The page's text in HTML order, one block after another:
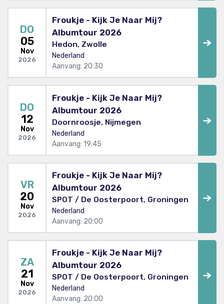
DO
05
Nov
2026
Froukje - Kijk Je Naar Mij?
Albumtour 2026
Hedon, Zwolle
Nederland
Aanvang: 20:30
DO
12
Nov
2026
Froukje - Kijk Je Naar Mij?
Albumtour 2026
Doornroosje, Nijmegen
Nederland
Aanvang: 19:45
VR
20
Nov
2026
Froukje - Kijk Je Naar Mij?
Albumtour 2026
SPOT / De Oosterpoort, Groningen
Nederland
Aanvang: 20:00
ZA
21
Nov
2026
Froukje - Kijk Je Naar Mij?
Albumtour 2026
SPOT / De Oosterpoort, Groningen
Nederland
Aanvang: 20:00